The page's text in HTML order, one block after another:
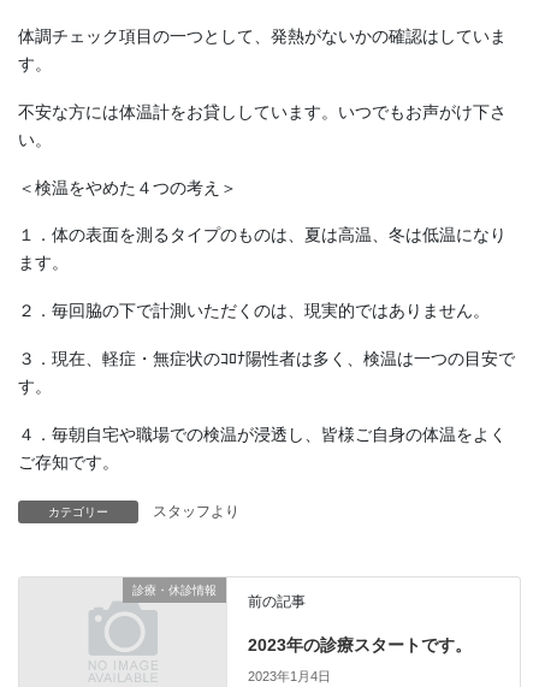
体調チェック項目の一つとして、発熱がないかの確認はしていま
す。
不安な方には体温計をお貸ししています。いつでもお声がけ下さ
い。
＜検温をやめた４つの考え＞
１．体の表面を測るタイプのものは、夏は高温、冬は低温になり
ます。
２．毎回脇の下で計測いただくのは、現実的ではありません。
３．現在、軽症・無症状のｺﾛﾅ陽性者は多く、検温は一つの目安で
す。
４．毎朝自宅や職場での検温が浸透し、皆様ご自身の体温をよく
ご存知です。
カテゴリー スタッフより
診療・休診情報
前の記事
2023年の診療スタートです。
2023年1月4日